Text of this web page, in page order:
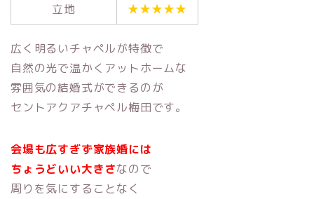
立地
★★★★★
広く明るいチャペルが特徴で
自然の光で温かくアットホームな
雰囲気の結婚式ができるのが
セントアクアチャペル梅田です。
会場も広すぎず家族婚には
ちょうどいい大きさなので
周りを気にすることなく